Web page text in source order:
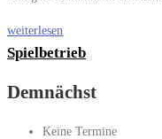
weiterlesen
Spielbetrieb
Demnächst
Keine Termine